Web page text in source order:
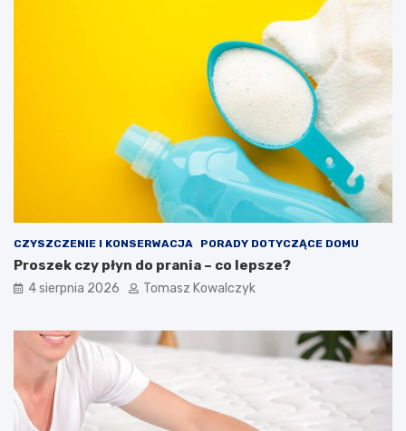
CZYSZCZENIE I KONSERWACJA PORADY DOTYCZĄCE DOMU
Proszek czy płyn do prania – co lepsze?
4 sierpnia 2026 Tomasz Kowalczyk